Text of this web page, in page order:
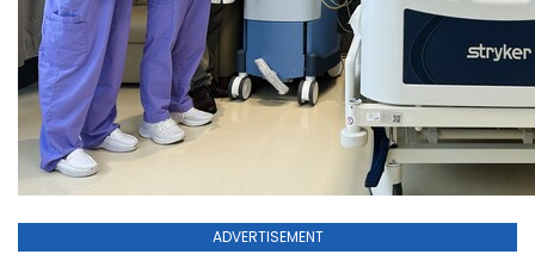
ADVERTISEMENT